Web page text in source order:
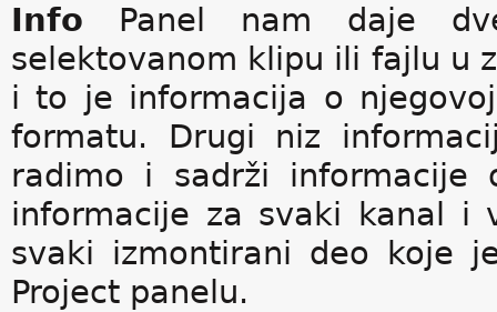
Info Panel nam daje
selektovanom klipu ili fajlu u
i to je informacija o
formatu. Drugi niz
radimo i sadrži informacije
informacije za svaki kanal i
svaki izmontirani deo koje
Project panelu.